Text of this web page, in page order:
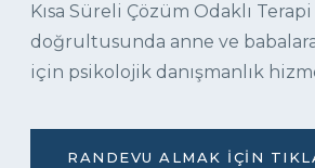
Kısa Süreli Çözüm Odaklı
doğrultusunda anne ve
için psikolojik danışmanlık
RANDEVU ALMAK İÇIN